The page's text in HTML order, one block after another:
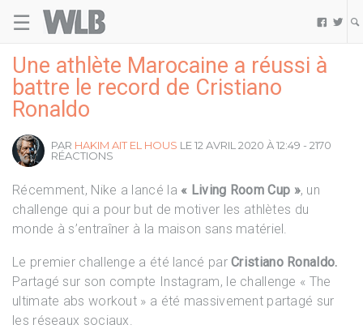
☰  
Une athlète Marocaine a réussi à
battre le record de Cristiano
Ronaldo
PAR HAKIM AIT EL HOUS LE 12 AVRIL 2020 À 12:49 - 2170
RÉACTIONS
Récemment, Nike a lancé la« Living Room Cup », un
challenge qui a pour but de motiver les athlètes du
monde à s’entraîner à la maison sans matériel.
Le premier challenge a été lancé parCristiano Ronaldo.
Partagé sur son compte Instagram, le challenge « The
ultimate abs workout » a été massivement partagé sur
les réseaux sociaux.